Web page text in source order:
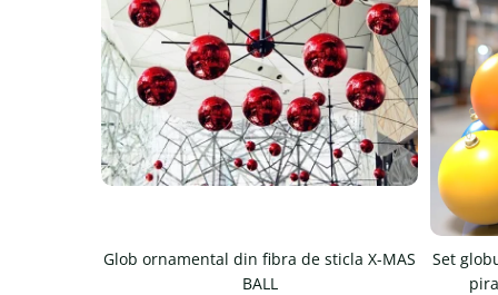
Glob ornamental din fibra de sticla X-MAS
BALL
Set